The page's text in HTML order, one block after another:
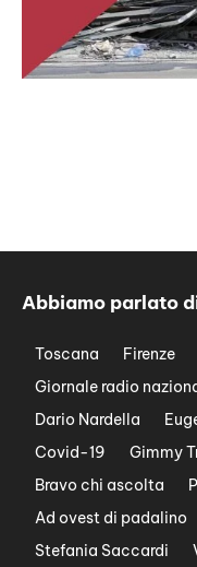
Abbiamo parlato
Toscana Firenze
Giornale radio
Dario Nardella
Covid-19
Gimmy
Bravo chi ascolta
Ad ovest di padalino
Stefania Saccardi